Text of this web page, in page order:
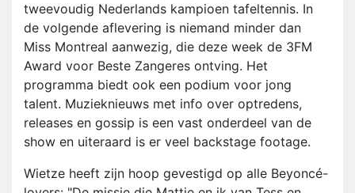
tweevoudig Nederlands kampioen tafeltennis. In
de volgende aflevering is niemand minder dan
Miss Montreal aanwezig, die deze week de 3FM
Award voor Beste Zangeres ontving. Het
programma biedt ook een podium voor jong
talent. Muzieknieuws met info over optredens,
releases en gossip is een vast onderdeel van de
show en uiteraard is er veel backstage footage.
Wietze heeft zijn hoop gevestigd op alle Beyoncé-